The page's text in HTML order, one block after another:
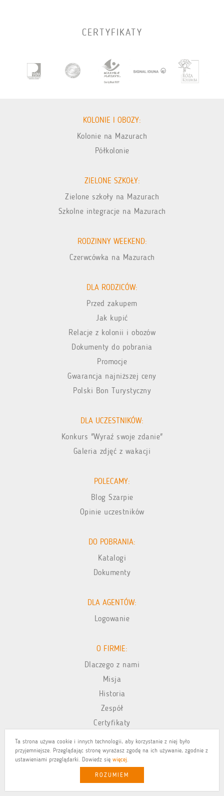
Ta strona używa cookie i innych technologii, aby korzystanie z niej było
przyjemniejsze. Przeglądając stronę wyrażasz zgodę na ich używanie, zgodnie z
ustawieniami przeglądarki. Dowiedz się więcej.
ROZUMIEM
CERTYFIKATY
KOLONIE I OBOZY:
Kolonie na Mazurach
Półkolonie
ZIELONE SZKOŁY:
Zielone szkoły na Mazurach
Szkolne integracje na Mazurach
RODZINNY WEEKEND:
Czerwcówka na Mazurach
DLA RODZICÓW:
Przed zakupem
Jak kupić
Relacje z kolonii i obozów
Dokumenty do pobrania
Promocje
Gwarancja najniższej ceny
Polski Bon Turystyczny
DLA UCZESTNIKÓW:
Konkurs "Wyraź swoje zdanie"
Galeria zdjęć z wakacji
POLECAMY:
Blog Szarpie
Opinie uczestników
DO POBRANIA:
Katalogi
Dokumenty
DLA AGENTÓW:
Logowanie
O FIRMIE:
Dlaczego z nami
Misja
Historia
Zespół
Certyfikaty
Praca
PFR
Projekty UE
Kontakt